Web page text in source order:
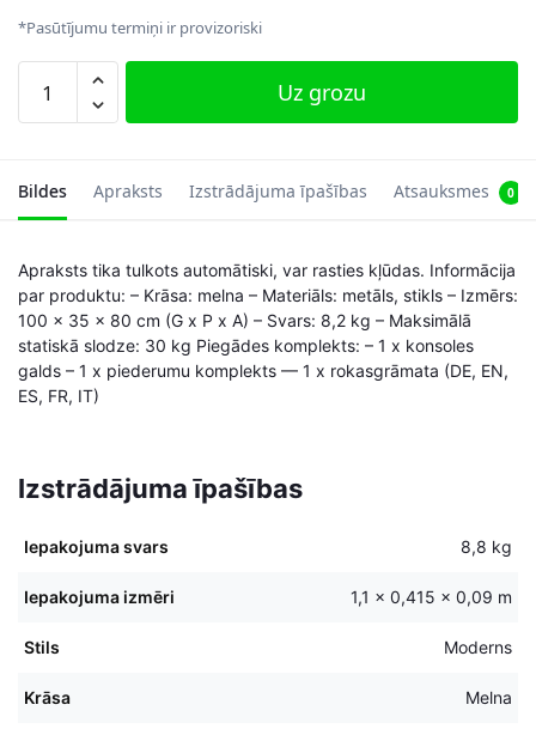
*Pasūtījumu termiņi ir provizoriski
galds
stikla
galda
daudzums
Uz grozu
Bildes Apraksts Izstrādājuma īpašības Atsauksmes 0
Apraksts tika tulkots automātiski, var rasties kļūdas. Informācija
par produktu: – Krāsa: melna – Materiāls: metāls, stikls – Izmērs:
100 x 35 x 80 cm (G x P x A) – Svars: 8,2 kg – Maksimālā
statiskā slodze: 30 kg Piegādes komplekts: – 1 x konsoles
galds – 1 x piederumu komplekts — 1 x rokasgrāmata (DE, EN,
ES, FR, IT)
Izstrādājuma īpašības
Iepakojuma svars 8,8 kg
Iepakojuma izmēri 1,1 × 0,415 × 0,09 m
Stils Moderns
Krāsa Melna